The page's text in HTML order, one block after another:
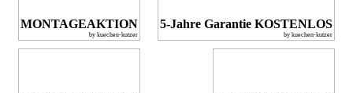
MONTAGEAKTION
by kuechen-kutzer
5-Jahre Garantie KOSTENLOS
by kuechen-kutzer